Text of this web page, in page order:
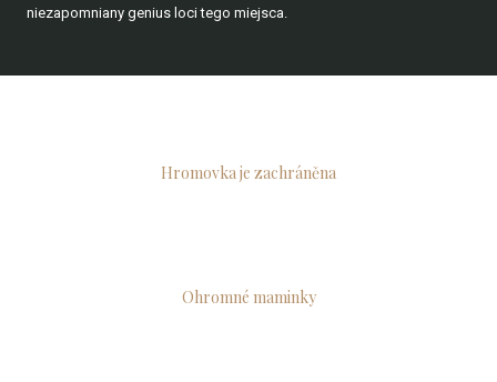
niezapomniany genius loci tego miejsca.
Hromovka je zachráněna
Ohromné maminky